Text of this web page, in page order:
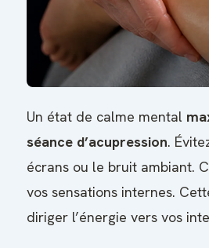
Un état de calme mental
séance d’acupression.
écrans ou le bruit ambiant.
vos sensations internes.
diriger l’énergie vers vos